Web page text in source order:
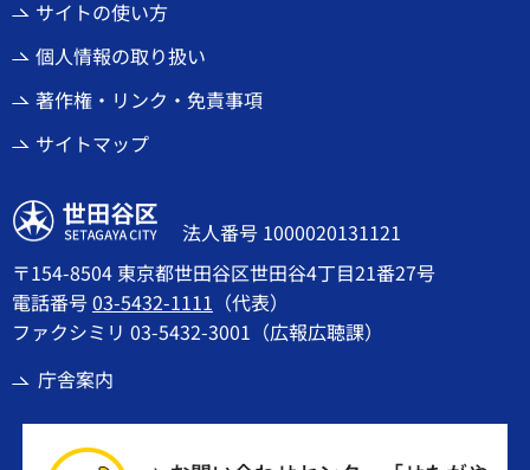
サイトの使い方
個人情報の取り扱い
著作権・リンク・免責事項
サイトマップ
世田谷区
法人番号 1000020131121
〒154-8504 東京都世田谷区世田谷4丁目21番27号
電話番号03-5432-1111 （代表）
ファクシミリ 03-5432-3001（広報広聴課）
庁舎案内